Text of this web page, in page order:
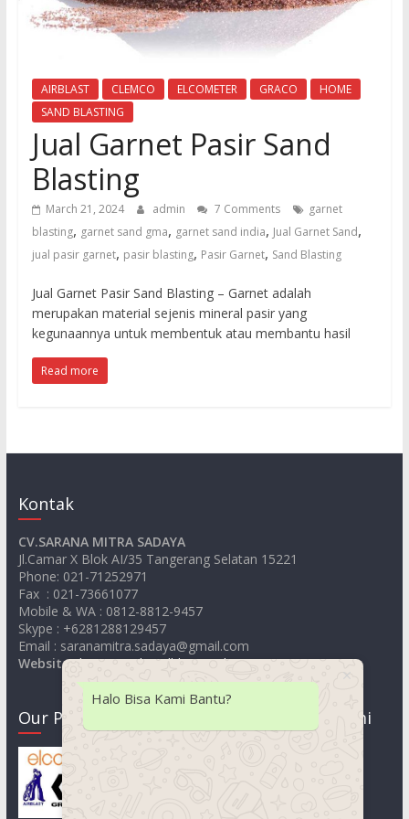
untuk
sandblasting
cutAIRBLAST CLEMCO ELCOMETER GRACO
HOME
SAND BLASTING
Jual Garnet Pasir Sand
Blasting
March 21, 2024 admin 7 Comments
garnet
blasting, garnet sand gma, garnet sand india, Jual Garnet Sand,
jual pasir garnet, pasir blasting, Pasir Garnet, Sand Blasting
Jual Garnet Pasir Sand Blasting – Garnet adalah
merupakan material sejenis mineral pasir yang
kegunaannya untuk membentuk atau membantu hasil
Read more
Kontak
CV.SARANA MITRA SADAYA
Jl.Camar X Blok AI/35 Tangerang Selatan 15221
Phone: 021-71252971
Fax : 021-73661077
Mobile & WA : 0812-8812-9457
Skype : +6281288129457
Email : saranamitra.sadaya@gmail.com
Website:https://jualsandblastingelcometer.com
Our Product Lokasi Kami
Halo Bisa Kami Bantu?